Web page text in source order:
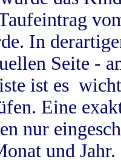
In
Seite -
ist es
Eine
nur
und Jahr.